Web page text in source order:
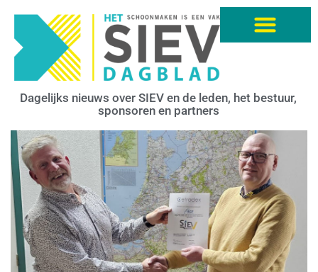
Dagelijks nieuws over SIEV en de leden, het bestuur,
sponsoren en partners